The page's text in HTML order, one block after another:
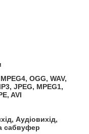
OGG, WAV,
JPEG, MPEG1,
AVI
Аудіовихід,
сабвуфер